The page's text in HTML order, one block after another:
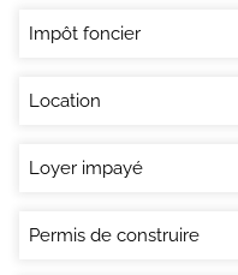
Impôt foncier
Location
Loyer impayé
Permis de construire